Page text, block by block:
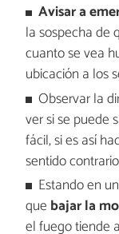
Avisar a
la sospecha de
cuanto se vea
ubicación a los
Observar la
ver si se puede
fácil, si es así
sentido
Estando en
que bajar la
el fuego tiende